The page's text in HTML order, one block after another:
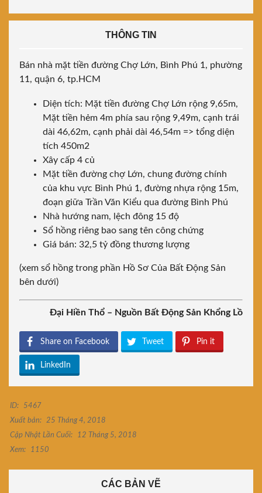
THÔNG TIN
Bán nhà mặt tiền đường Chợ Lớn, Bình Phú 1, phường
11, quận 6, tp.HCM
Diện tích: Mặt tiền đường Chợ Lớn rộng 9,65m,
Mặt tiền hẻm 4m phía sau rộng 9,49m, cạnh trái
dài 46,62m, cạnh phải dài 46,54m => tổng diện
tích 450m2
Xây cấp 4 củ
Mặt tiền đường chợ Lớn, chung đường chính
của khu vực Bình Phú 1, đường nhựa rộng 15m,
đoạn giữa Trần Văn Kiểu qua đường Bình Phú
Nhà hướng nam, lệch đông 15 độ
Sổ hồng riêng bao sang tên công chứng
Giá bán: 32,5 tỷ đồng thương lượng
(xem sổ hồng trong phần Hồ Sơ Của Bất Động Sản
bên dưới)
Đại Hiền Thổ – Nguồn Bất Động Sản Khổng Lồ
Share on Facebook Tweet Pin it
LinkedIn
ID:
5467
Xuất bản:
25 Tháng 4, 2018
Cập Nhật Lần Cuối:
12 Tháng 5, 2018
Xem:
1150
CÁC BẢN VẼ